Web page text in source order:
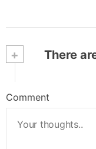
+ There
Comment